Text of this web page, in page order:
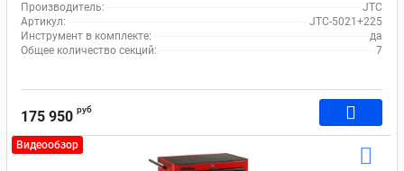
Производитель:
JTC
Артикул:
JTC-5021+225
Инструмент в комплекте:
да
Общее количество секций:
7
175 950 руб
Видеообзор